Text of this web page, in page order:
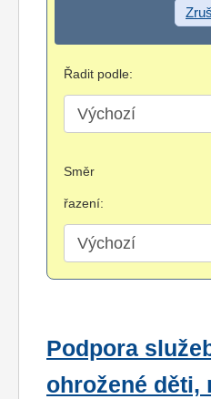
Řadit podle:
Směr
řazení:
Podpora
ohrožené děti,